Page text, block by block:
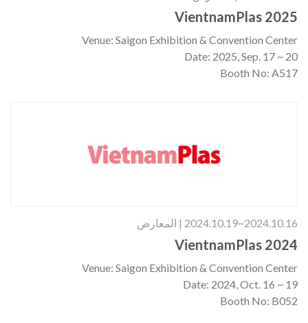
VientnamPlas 2025
Venue: Saigon Exhibition & Convention Center
Date: 2025, Sep. 17 ~ 20
Booth No: A517
2024.10.16~2024.10.19 | المعارض
VientnamPlas 2024
Venue: Saigon Exhibition & Convention Center
Date: 2024, Oct. 16 ~ 19
Booth No: B052